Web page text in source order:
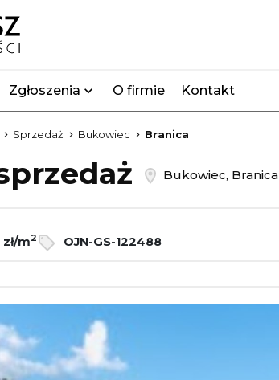
Zgłoszenia O firmie Kontakt
Sprzedaż Bukowiec Branica
Bukowiec, Branica
m2 OJN-GS-122488